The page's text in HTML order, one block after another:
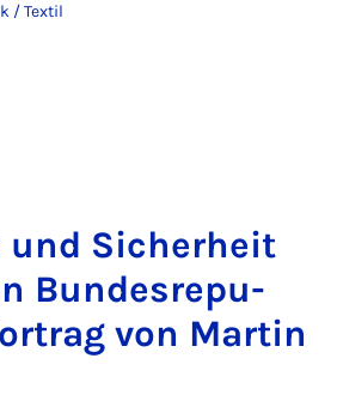
/ Textil
und Si­cher­heit
Bun­des­re­pu­
von Mar­tin